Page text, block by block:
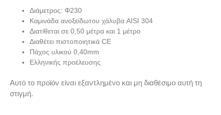
Διάμετρος: Φ230
Καμινάδα ανοξείδωτου χάλυβα AISI 304
Διατίθεται σε 0,50 μέτρα και 1 μέτρο
Διαθέτει πιστοποιητικά CE
Πάχος υλικού 0,40mm
Ελληνικής προέλευσης
Αυτό το προϊόν είναι εξαντλημένο και μη διαθέσιμο αυτή τη
στιγμή.